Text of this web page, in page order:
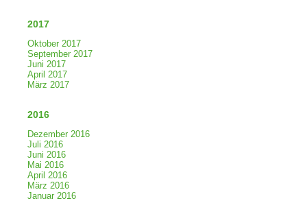
2017
Oktober 2017
September 2017
Juni 2017
April 2017
März 2017
2016
Dezember 2016
Juli 2016
Juni 2016
Mai 2016
April 2016
März 2016
Januar 2016